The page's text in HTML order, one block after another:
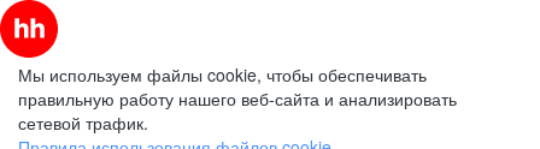
Мы используем файлы cookie, чтобы обеспечивать
правильную работу нашего веб-сайта и анализировать
сетевой трафик.